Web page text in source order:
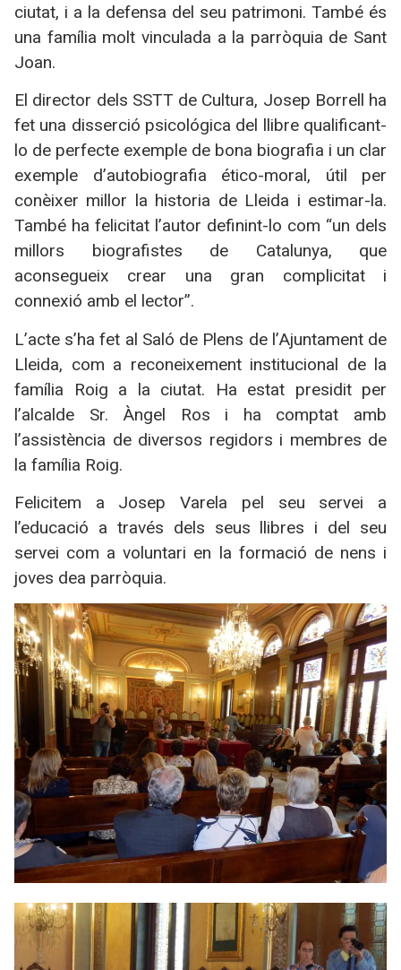
ciutat, i a la defensa del seu patrimoni. També és
una família molt vinculada a la parròquia de Sant
Joan.
El director dels SSTT de Cultura, Josep Borrell ha
fet una disserció psicológica del llibre qualificant-
lo de perfecte exemple de bona biografia i un clar
exemple d’autobiografia ético-moral, útil per
conèixer millor la historia de Lleida i estimar-la.
També ha felicitat l’autor definint-lo com “un dels
millors biografistes de Catalunya, que
aconsegueix crear una gran complicitat i
connexió amb el lector”.
L’acte s’ha fet al Saló de Plens de l’Ajuntament de
Lleida, com a reconeixement institucional de la
família Roig a la ciutat. Ha estat presidit per
l’alcalde Sr. Àngel Ros i ha comptat amb
l’assistència de diversos regidors i membres de
la família Roig.
Felicitem a Josep Varela pel seu servei a
l’educació a través dels seus llibres i del seu
servei com a voluntari en la formació de nens i
joves dea parròquia.